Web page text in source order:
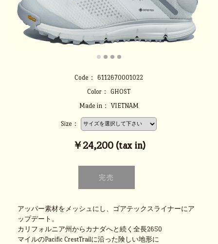
Code：
6112670001022
Color：
GHOST
Made in：
VIETNAM
Size：
￥24,200 (tax in)
アッパー素材をメッシュにし、ゴアテックスライナーにア
ップデート。
カリフォルニア州からカナダへと続く全長2650
マイルのPacific CrestTrailに沿った険しい地形に